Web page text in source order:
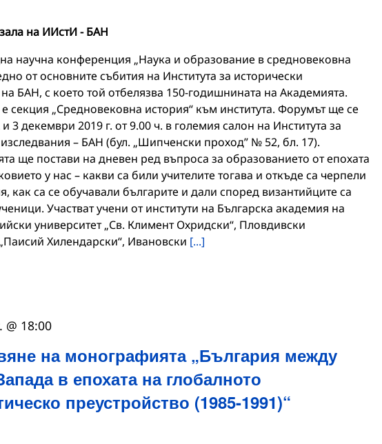
на ИИстИ - БАН
научна конференция „Наука и образование в средновековна
от основните събития на Института за исторически
БАН, с което той отбелязва 150-годишнината на Академията.
секция „Средновековна история“ към института. Форумът ще се
3 декември 2019 г. от 9.00 ч. в големия салон на Института за
– БАН (бул. „Шипченски проход” № 52, бл. 17).
ще постави на дневен ред въпроса за образованието от епохата
у нас – какви са били учителите тогава и откъде са черпели
как са се обучавали българите и дали според византийците са
Участват учени от институти на Българска академия на
университет „Св. Климент Охридски“, Пловдивски
Хилендарски“, Ивановски [...]
на монографията „България между
в епохата на глобалното
преустройство (1985-1991)“
@ 18:00